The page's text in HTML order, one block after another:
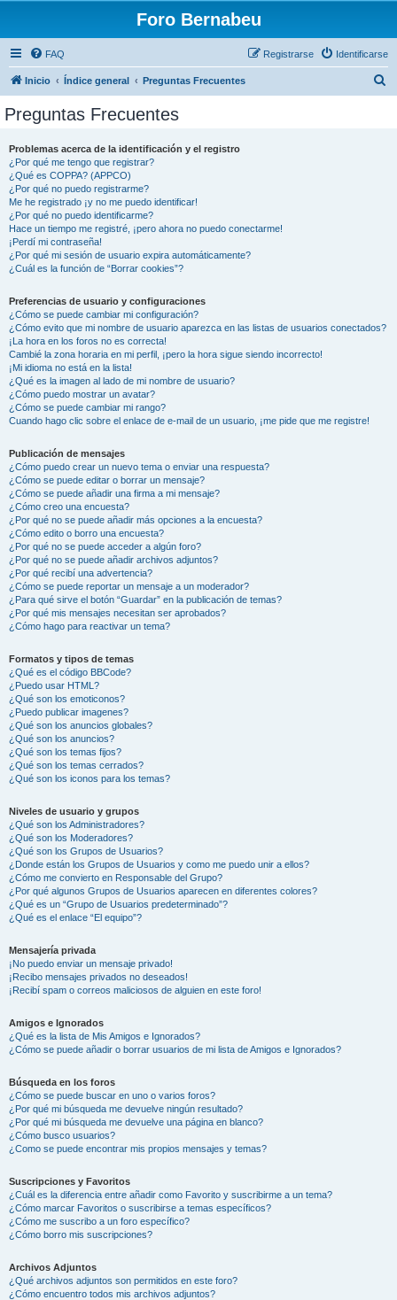
Foro Bernabeu
FAQ Identificarse
Registrarse
Inicio Índice general Preguntas Frecuentes
Preguntas Frecuentes
Problemas acerca de la identificación y el registro
¿Por qué me tengo que registrar?
¿Qué es COPPA? (APPCO)
¿Por qué no puedo registrarme?
Me he registrado ¡y no me puedo identificar!
¿Por qué no puedo identificarme?
Hace un tiempo me registré, ¡pero ahora no puedo conectarme!
¡Perdí mi contraseña!
¿Por qué mi sesión de usuario expira automáticamente?
¿Cuál es la función de “Borrar cookies”?
Preferencias de usuario y configuraciones
¿Cómo se puede cambiar mi configuración?
¿Cómo evito que mi nombre de usuario aparezca en las listas de usuarios conectados?
¡La hora en los foros no es correcta!
Cambié la zona horaria en mi perfil, ¡pero la hora sigue siendo incorrecto!
¡Mi idioma no está en la lista!
¿Qué es la imagen al lado de mi nombre de usuario?
¿Cómo puedo mostrar un avatar?
¿Cómo se puede cambiar mi rango?
Cuando hago clic sobre el enlace de e-mail de un usuario, ¡me pide que me registre!
Publicación de mensajes
¿Cómo puedo crear un nuevo tema o enviar una respuesta?
¿Cómo se puede editar o borrar un mensaje?
¿Cómo se puede añadir una firma a mi mensaje?
¿Cómo creo una encuesta?
¿Por qué no se puede añadir más opciones a la encuesta?
¿Cómo edito o borro una encuesta?
¿Por qué no se puede acceder a algún foro?
¿Por qué no se puede añadir archivos adjuntos?
¿Por qué recibí una advertencia?
¿Cómo se puede reportar un mensaje a un moderador?
¿Para qué sirve el botón “Guardar” en la publicación de temas?
¿Por qué mis mensajes necesitan ser aprobados?
¿Cómo hago para reactivar un tema?
Formatos y tipos de temas
¿Qué es el código BBCode?
¿Puedo usar HTML?
¿Qué son los emoticonos?
¿Puedo publicar imagenes?
¿Qué son los anuncios globales?
¿Qué son los anuncios?
¿Qué son los temas fijos?
¿Qué son los temas cerrados?
¿Qué son los iconos para los temas?
Niveles de usuario y grupos
¿Qué son los Administradores?
¿Qué son los Moderadores?
¿Qué son los Grupos de Usuarios?
¿Donde están los Grupos de Usuarios y como me puedo unir a ellos?
¿Cómo me convierto en Responsable del Grupo?
¿Por qué algunos Grupos de Usuarios aparecen en diferentes colores?
¿Qué es un “Grupo de Usuarios predeterminado”?
¿Qué es el enlace “El equipo”?
Mensajería privada
¡No puedo enviar un mensaje privado!
¡Recibo mensajes privados no deseados!
¡Recibí spam o correos maliciosos de alguien en este foro!
Amigos e Ignorados
¿Qué es la lista de Mis Amigos e Ignorados?
¿Cómo se puede añadir o borrar usuarios de mi lista de Amigos e Ignorados?
Búsqueda en los foros
¿Cómo se puede buscar en uno o varios foros?
¿Por qué mi búsqueda me devuelve ningún resultado?
¿Por qué mi búsqueda me devuelve una página en blanco?
¿Cómo busco usuarios?
¿Como se puede encontrar mis propios mensajes y temas?
Suscripciones y Favoritos
¿Cuál es la diferencia entre añadir como Favorito y suscribirme a un tema?
¿Cómo marcar Favoritos o suscribirse a temas específicos?
¿Cómo me suscribo a un foro específico?
¿Cómo borro mis suscripciones?
Archivos Adjuntos
¿Qué archivos adjuntos son permitidos en este foro?
¿Cómo encuentro todos mis archivos adjuntos?